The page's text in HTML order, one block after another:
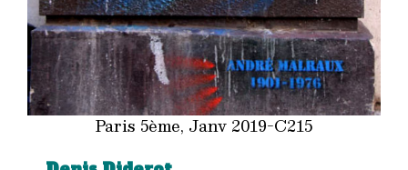
Paris 5ème, Janv 2019-C215